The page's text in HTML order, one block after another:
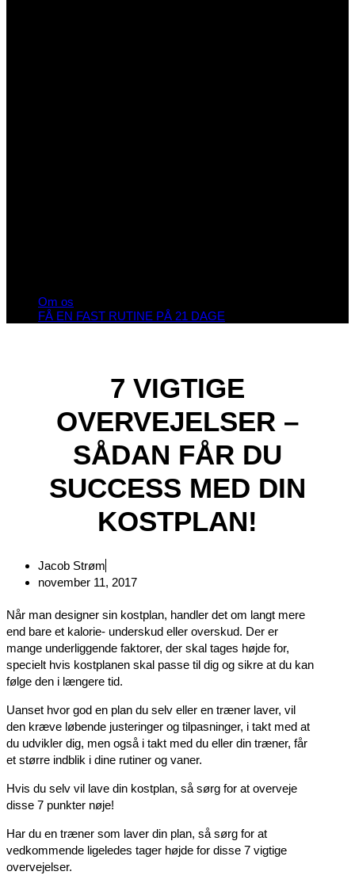
Om os
FÅ EN FAST RUTINE PÅ 21 DAGE
7 VIGTIGE
OVERVEJELSER –
SÅDAN FÅR DU
SUCCESS MED DIN
KOSTPLAN!
Jacob Strøm
november 11, 2017
Når man designer sin kostplan, handler det om langt mere
end bare et kalorie- underskud eller overskud. Der er
mange underliggende faktorer, der skal tages højde for,
specielt hvis kostplanen skal passe til dig og sikre at du kan
følge den i længere tid.
Uanset hvor god en plan du selv eller en træner laver, vil
den kræve løbende justeringer og tilpasninger, i takt med at
du udvikler dig, men også i takt med du eller din træner, får
et større indblik i dine rutiner og vaner.
Hvis du selv vil lave din kostplan, så sørg for at overveje
disse 7 punkter nøje!
Har du en træner som laver din plan, så sørg for at
vedkommende ligeledes tager højde for disse 7 vigtige
overvejelser.